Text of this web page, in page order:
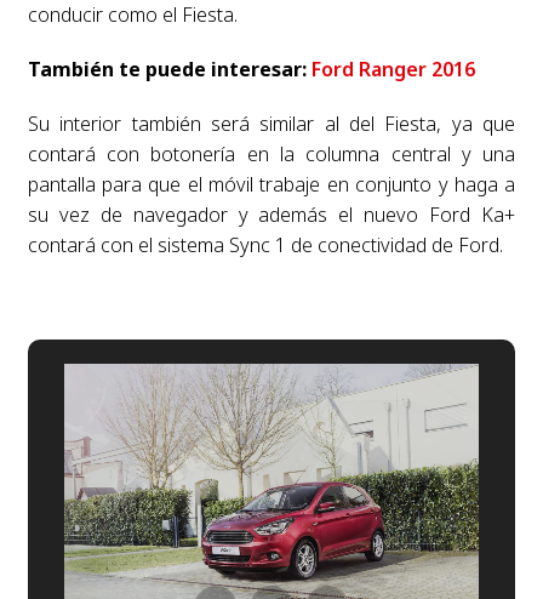
conducir como el Fiesta.
También te puede interesar: Ford Ranger 2016
Su interior también será similar al del Fiesta, ya que
contará con botonería en la columna central y una
pantalla para que el móvil trabaje en conjunto y haga a
su vez de navegador y además el nuevo Ford Ka+
contará con el sistema Sync 1 de conectividad de Ford.